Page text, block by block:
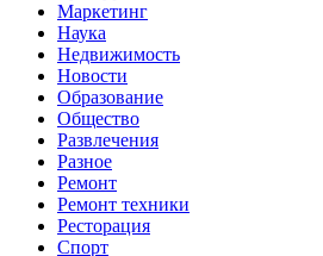
Маркетинг
Наука
Недвижимость
Новости
Образование
Общество
Развлечения
Разное
Ремонт
Ремонт техники
Ресторация
Спорт